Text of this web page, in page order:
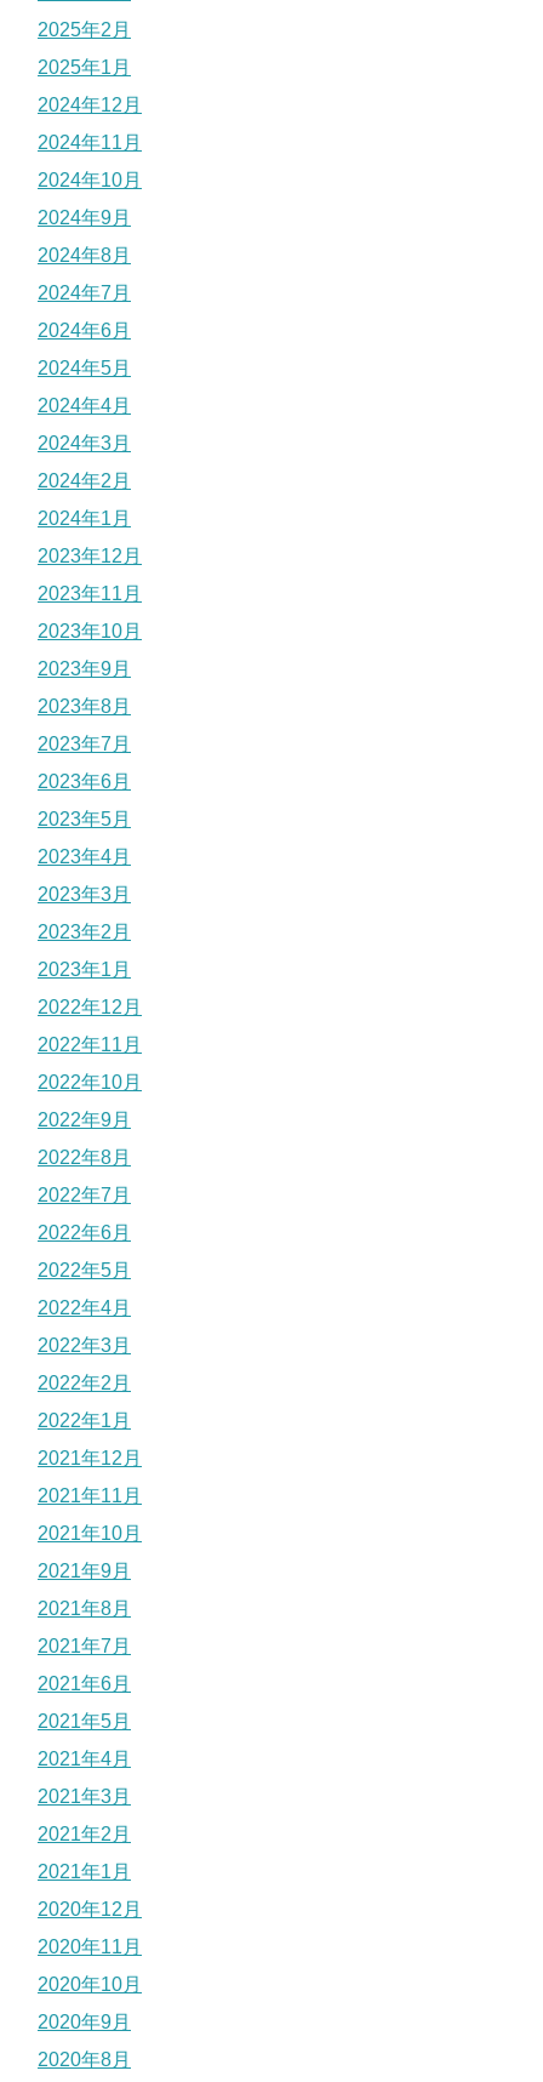
2025年2月
2025年1月
2024年12月
2024年11月
2024年10月
2024年9月
2024年8月
2024年7月
2024年6月
2024年5月
2024年4月
2024年3月
2024年2月
2024年1月
2023年12月
2023年11月
2023年10月
2023年9月
2023年8月
2023年7月
2023年6月
2023年5月
2023年4月
2023年3月
2023年2月
2023年1月
2022年12月
2022年11月
2022年10月
2022年9月
2022年8月
2022年7月
2022年6月
2022年5月
2022年4月
2022年3月
2022年2月
2022年1月
2021年12月
2021年11月
2021年10月
2021年9月
2021年8月
2021年7月
2021年6月
2021年5月
2021年4月
2021年3月
2021年2月
2021年1月
2020年12月
2020年11月
2020年10月
2020年9月
2020年8月